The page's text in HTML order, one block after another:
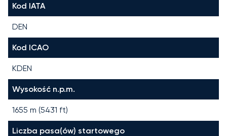
Kod IATA
DEN
Kod ICAO
KDEN
Wysokość n.p.m.
1655 m (5431 ft)
Liczba pasa(ów) startowego